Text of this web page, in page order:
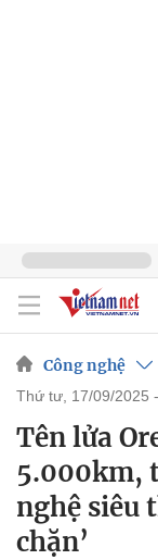
Công nghệ
thứ tư, 17/09/2025
Tên lửa
5.000km,
nghệ siêu
chặn’